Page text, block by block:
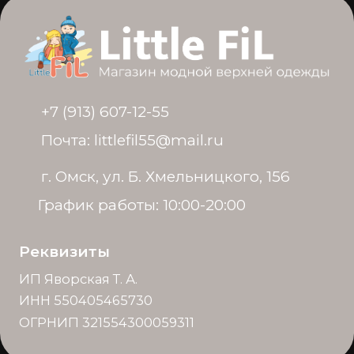
© Политика конфиденциальности